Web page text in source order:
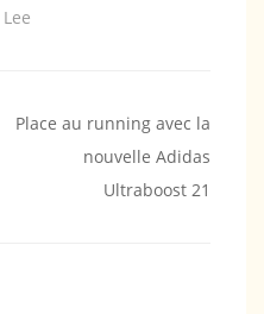
Lee
Place au running avec la
nouvelle Adidas
Ultraboost 21